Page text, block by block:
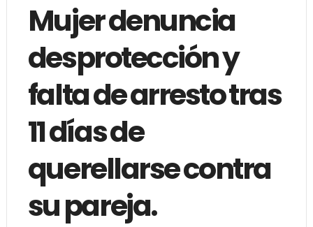
Mujer denuncia
desprotección y
falta de arresto tras
11 días de
querellarse contra
su pareja.